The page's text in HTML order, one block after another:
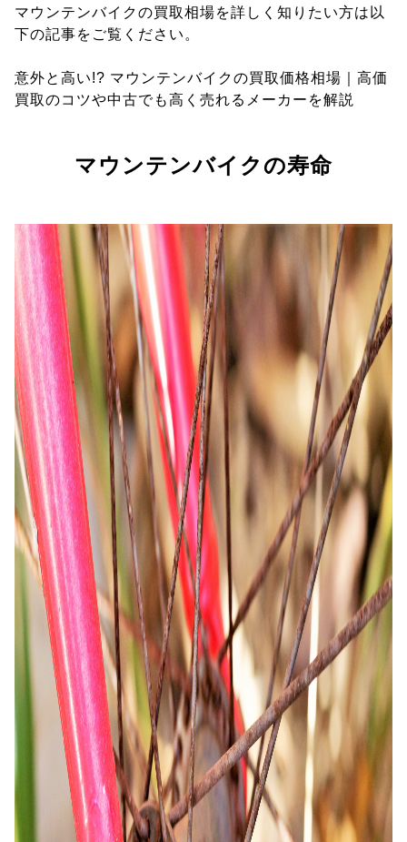
マウンテンバイクの買取相場を詳しく知りたい方は以
下の記事をご覧ください。
意外と高い!? マウンテンバイクの買取価格相場｜高価
買取のコツや中古でも高く売れるメーカーを解説
マウンテンバイクの寿命